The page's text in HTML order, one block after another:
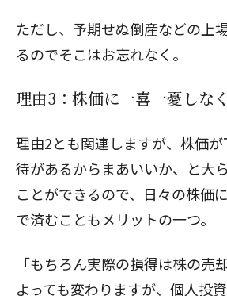
ただし、予期せぬ倒産などの上
るのでそこはお忘れなく。
理由3：株価に一喜一憂しな
理由2とも関連しますが、株価
待があるからまあいいか、と大
ことができるので、日々の株価
で済むこともメリットの一つ。
「もちろん実際の損得は株の売
よっても変わりますが、個人投
閉じる